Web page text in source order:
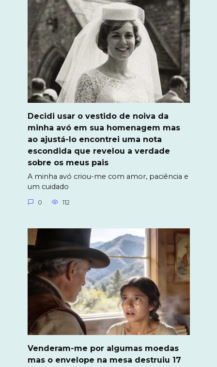
Decidi usar o vestido de noiva da
minha avó em sua homenagem mas
ao ajustá-lo encontrei uma nota
escondida que revelou a verdade
sobre os meus pais
A minha avó criou-me com amor, paciência e
um cuidado
0 112
Venderam-me por algumas moedas
mas o envelope na mesa destruiu 17